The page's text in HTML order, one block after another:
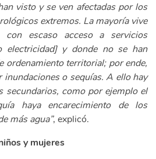
visto y se ven afectadas por los
extremos. La mayoría vive
con escaso acceso a servicios
electricidad] y donde no se han
ordenamiento territorial; por ende,
inundaciones o sequías. A ello hay
secundarios, como por ejemplo el
haya encarecimiento de los
más agua”, explicó.
y mujeres